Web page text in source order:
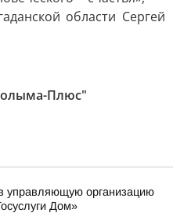
области Сергей
Плюс"
управляющую организацию
Дом»